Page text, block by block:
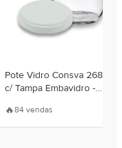
e
Pote Vidro Consva 268 ml
c/ Tampa Embavidro -
🔥84 vendas